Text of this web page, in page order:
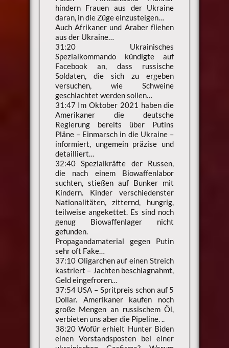
hindern Frauen aus der Ukraine
daran, in die Züge einzusteigen…
Auch Afrikaner und Araber fliehen
aus der Ukraine…
31:20 Ukrainisches
Spezialkommando kündigte auf
Facebook an, dass russische
Soldaten, die sich zu ergeben
versuchen, wie Schweine
geschlachtet werden sollen…
31:47 Im Oktober 2021 haben die
Amerikaner die deutsche
Regierung bereits über Putins
Pläne – Einmarsch in die Ukraine –
informiert, ungemein präzise und
detailliert…
32:40 Spezialkräfte der Russen,
die nach einem Biowaffenlabor
suchten, stießen auf Bunker mit
Kindern. Kinder verschiedenster
Nationalitäten, zitternd, hungrig,
teilweise angekettet. Es sind noch
genug Biowaffenlager nicht
gefunden.
Propagandamaterial gegen Putin
sehr oft Fake…
37:10 Oligarchen auf einen Streich
kastriert – Jachten beschlagnahmt,
Geld eingefroren…
37:54 USA – Spritpreis schon auf 5
Dollar. Amerikaner kaufen noch
große Mengen an russischem Öl,
verbieten uns aber die Pipeline. ..
38:20 Wofür erhielt Hunter Biden
einen Vorstandsposten bei einer